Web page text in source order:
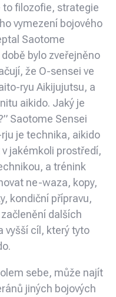
to filozofie, strategie
vymezení bojového
Saotome
bylo zveřejněno
že O-sensei ve
ryu Aikijujutsu, a
aikido. Jaký je
Saotome Sensei
je technika, aikido
jakémkoli prostředí,
a trénink
ne-waza, kopy,
kondiční přípravu,
dalších
vyšší cíl, který tyto
sebe, může najít
jiných bojových